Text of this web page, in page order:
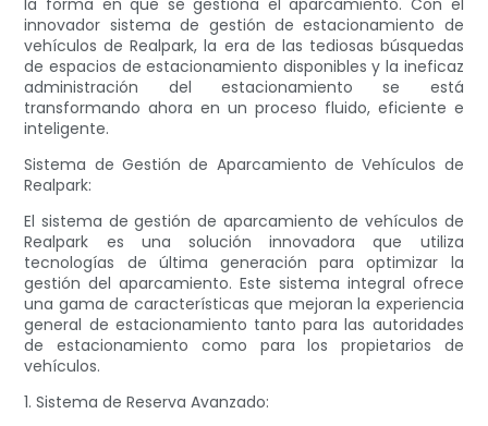
la forma en que se gestiona el aparcamiento. Con el
innovador sistema de gestión de estacionamiento de
vehículos de Realpark, la era de las tediosas búsquedas
de espacios de estacionamiento disponibles y la ineficaz
administración del estacionamiento se está
transformando ahora en un proceso fluido, eficiente e
inteligente.
Sistema de Gestión de Aparcamiento de Vehículos de
Realpark:
El sistema de gestión de aparcamiento de vehículos de
Realpark es una solución innovadora que utiliza
tecnologías de última generación para optimizar la
gestión del aparcamiento. Este sistema integral ofrece
una gama de características que mejoran la experiencia
general de estacionamiento tanto para las autoridades
de estacionamiento como para los propietarios de
vehículos.
1. Sistema de Reserva Avanzado: